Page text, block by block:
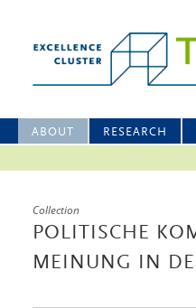
ABOUT RESEARCH
Collection
POLITISCHE
MEINUNG IN